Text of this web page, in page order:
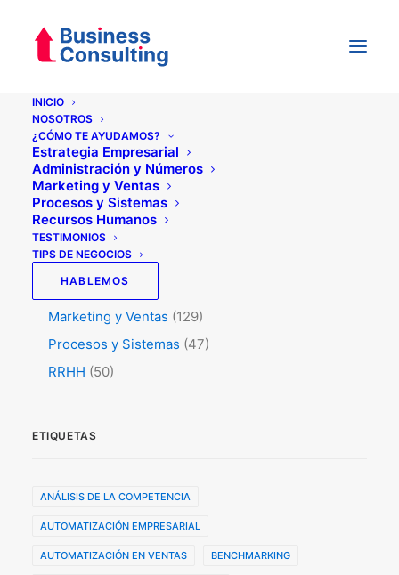
INICIO
NOSOTROS
¿CÓMO TE AYUDAMOS?
Estrategia Empresarial
Administración y Números
Marketing y Ventas
Procesos y Sistemas
Recursos Humanos
TESTIMONIOS
TIPS DE NEGOCIOS
HABLEMOS
Categorías
Testimonios(5)
Tips de Negocios
Administración y Números
Estrategia(74)
Marketing y Ventas (129)
Procesos y Sistemas (47)
RRHH (50)
ETIQUETAS
ANÁLISIS DE LA COMPETENCIA
AUTOMATIZACIÓN EMPRESARIAL
AUTOMATIZACIÓN EN VENTAS BENCHMARKING